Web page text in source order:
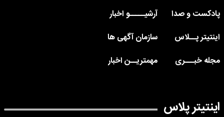
پادکست و صدا
آرشیـــــو اخبار
اینتیتر پــلاس
سازمان آگهی ها
مجله خبـــری
مهمتریــن اخبار
اینتیتر پلاس